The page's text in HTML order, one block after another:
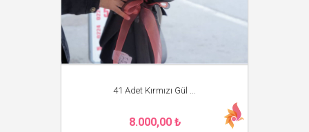
41 Adet Kırmızı Gül ...
8.000,00 ₺